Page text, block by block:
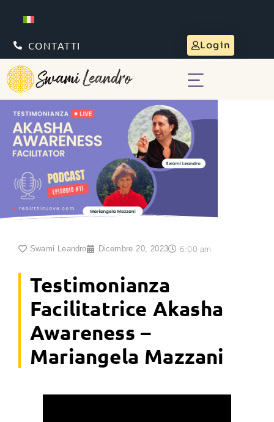
CONTATTI Login
Swami Leandro Dicembre 20, 2023 6:00 am
Testimonianza
Facilitatrice Akasha
Awareness –
Mariangela Mazzani